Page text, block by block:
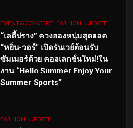
EVENT & CONCERT FASHION UPDATE
“เลดี้ปราง” ควงสองหนุ่มสุดฮอต
“หยิ่น-วอร์” เปิดรันเวย์ต้อนรับ
ซัมเมอร์ด้วย คอลเลกชั่นใหม่!ใน
งาน “Hello Summer Enjoy Your
Summer Sports”
FASHION UPDATE